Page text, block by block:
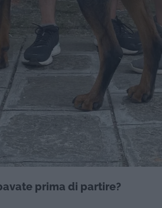
prima di partire?